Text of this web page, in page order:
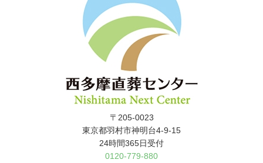
〒205-0023
東京都羽村市神明台4-9-15
24時間365日受付
0120-779-880